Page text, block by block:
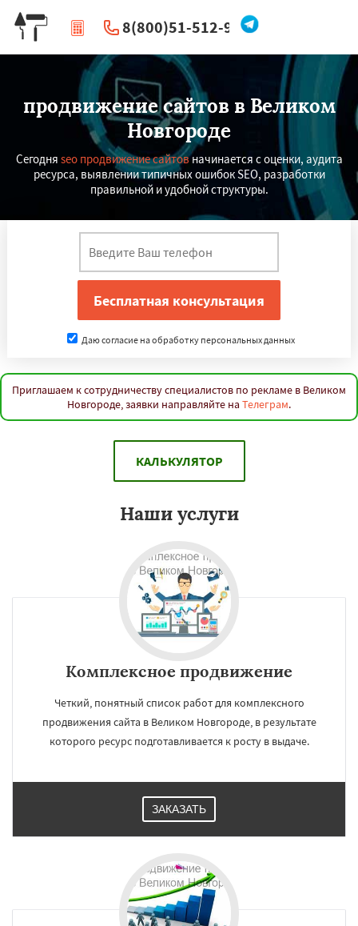
8(800)51-512-96
| Перезвоните мне
продвижение сайтов в Великом
Новгороде
Сегодня seo продвижение сайтовначинается с оценки, аудита
ресурса, выявлении типичных ошибок SEO, разработки
правильной и удобной структуры.
Даю согласие на обработку персональных данных
Приглашаем к сотрудничеству специалистов по рекламе в Великом
Новгороде, заявки направляйте на Телеграм.
КАЛЬКУЛЯТОР
Наши услуги
Комплексное продвижение
Четкий, понятный список работ для комплексного
продвижения сайта в Великом Новгороде, в результате
которого ресурс подготавливается к росту в выдаче.
ЗАКАЗАТЬ